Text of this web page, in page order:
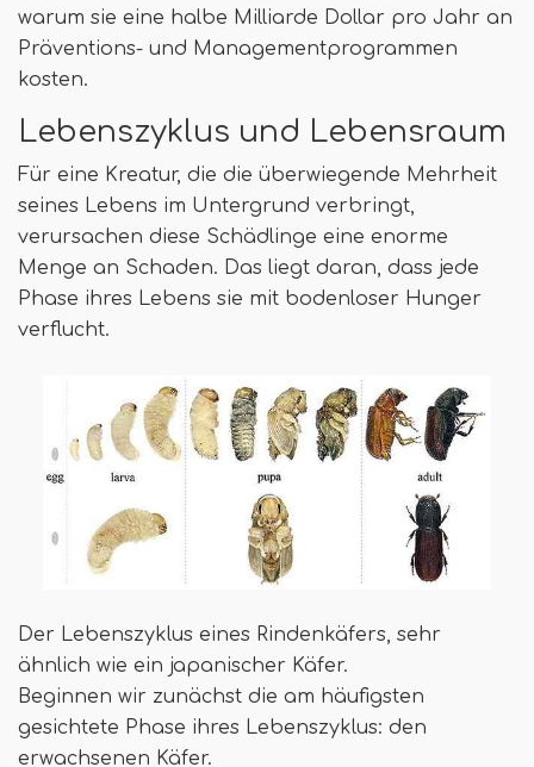
warum sie eine halbe Milliarde Dollar pro Jahr an
Präventions- und Managementprogrammen
kosten.
Lebenszyklus und Lebensraum
Für eine Kreatur, die die überwiegende Mehrheit
seines Lebens im Untergrund verbringt,
verursachen diese Schädlinge eine enorme
Menge an Schaden. Das liegt daran, dass jede
Phase ihres Lebens sie mit bodenloser Hunger
verflucht.
Der Lebenszyklus eines Rindenkäfers, sehr
ähnlich wie ein japanischer Käfer.
Beginnen wir zunächst die am häufigsten
gesichtete Phase ihres Lebenszyklus: den
erwachsenen Käfer.